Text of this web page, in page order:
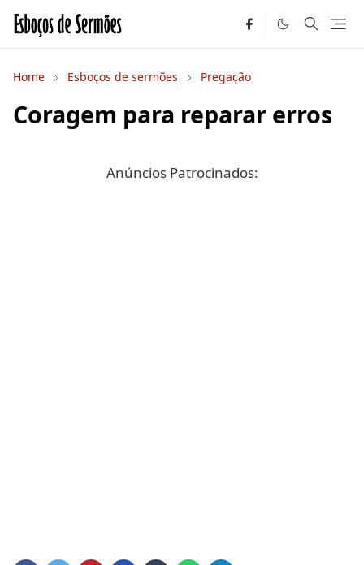
Home Esboços de sermões Pregação
Coragem para reparar erros
Anúncios Patrocinados: